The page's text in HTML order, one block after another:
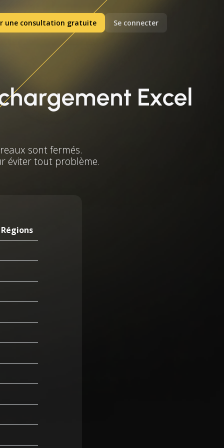
une consultation gratuite Se connecter
Excel
sont fermés.
éviter tout problème.
Régions